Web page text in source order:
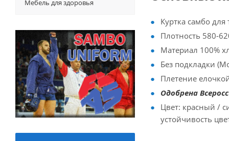
Куртка самбо
Плотность 580-
Материал 100%
Без подкладки
Плетение
Одобрена
Цвет: красный /
устойчивость
Мебель для здоровья